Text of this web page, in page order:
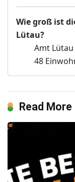
Wie groß ist
Lütau?
Amt
48
Read More